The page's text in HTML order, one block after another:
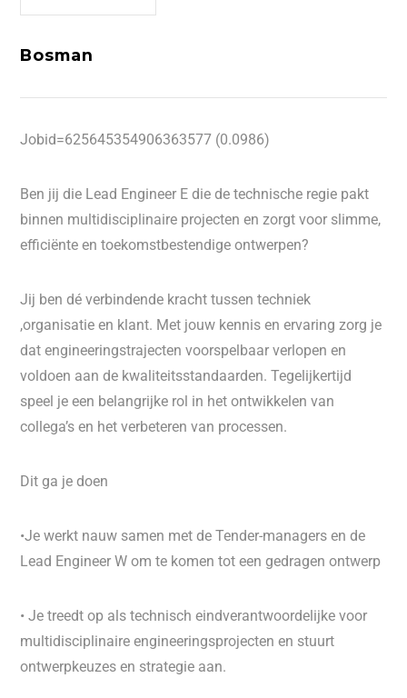
Bosman
Jobid=625645354906363577 (0.0986)
Ben jij die Lead Engineer E die de technische regie pakt
binnen multidisciplinaire projecten en zorgt voor slimme,
efficiënte en toekomstbestendige ontwerpen?
Jij ben dé verbindende kracht tussen techniek
,organisatie en klant. Met jouw kennis en ervaring zorg je
dat engineeringstrajecten voorspelbaar verlopen en
voldoen aan de kwaliteitsstandaarden. Tegelijkertijd
speel je een belangrijke rol in het ontwikkelen van
collega’s en het verbeteren van processen.
Dit ga je doen
•Je werkt nauw samen met de Tender-managers en de
Lead Engineer W om te komen tot een gedragen ontwerp
• Je treedt op als technisch eindverantwoordelijke voor
multidisciplinaire engineeringsprojecten en stuurt
ontwerpkeuzes en strategie aan.